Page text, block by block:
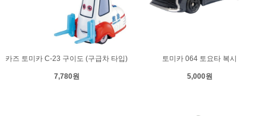
카즈 토미카 C-23 구이도 (구급차 타입)
7,780원
토미카 064 토요타 복시
5,000원